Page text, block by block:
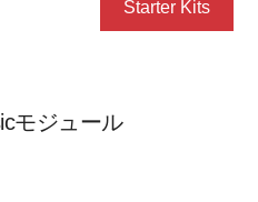
Starter Kits
モジュール